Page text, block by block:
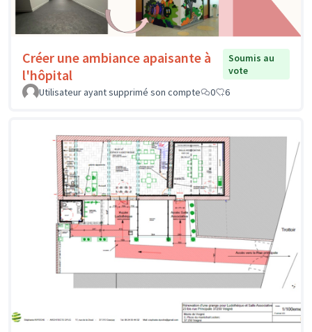
Créer une ambiance apaisante à
l'hôpital
Soumis au
vote
Utilisateur ayant supprimé son compte
0 6